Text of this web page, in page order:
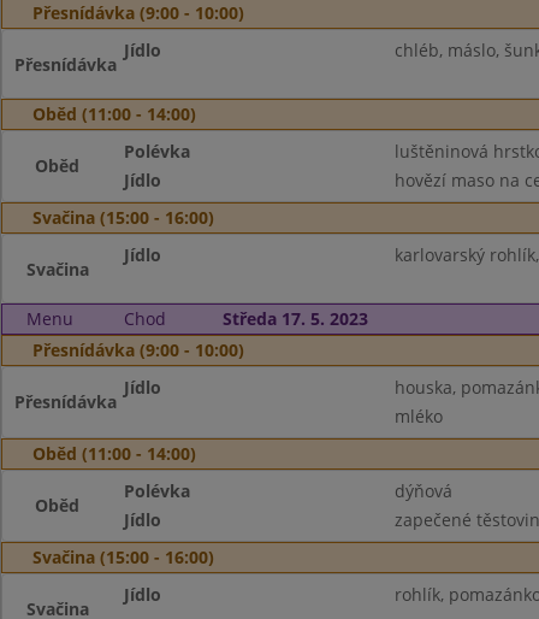
Přesnídávka (9:00 - 10:00)
Přesnídávka
Jídlo chléb, máslo,
Oběd (11:00 - 14:00)
Oběd
Polévka
luštěninová
Jídlo
hovězí maso na
Svačina (15:00 - 16:00)
Svačina
Jídlo karlovarský
Menu Chod
Středa 17. 5. 2023
Přesnídávka (9:00 - 10:00)
Přesnídávka
Jídlo
houska,
mléko
Oběd (11:00 - 14:00)
Oběd
Polévka
dýňová
Jídlo
zapečené
Svačina (15:00 - 16:00)
Svačina
Jídlo rohlík,